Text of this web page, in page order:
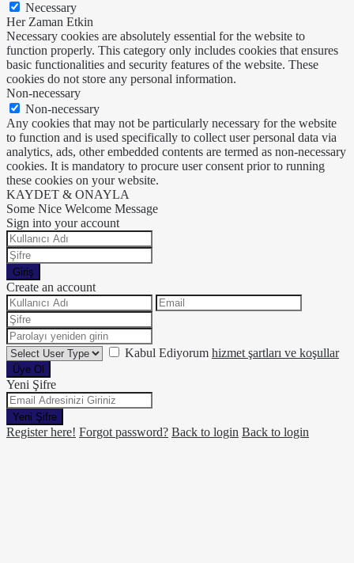
Necessary
Her Zaman Etkin
Necessary cookies are absolutely essential for the website to
function properly. This category only includes cookies that ensures
basic functionalities and security features of the website. These
cookies do not store any personal information.
Non-necessary
Non-necessary
Any cookies that may not be particularly necessary for the website
to function and is used specifically to collect user personal data via
analytics, ads, other embedded contents are termed as non-necessary
cookies. It is mandatory to procure user consent prior to running
these cookies on your website.
KAYDET & ONAYLA
Some Nice Welcome Message
Sign into your account
Giriş
Create an account
Kabul Ediyorum hizmet şartları ve koşullar
Üye Ol
Yeni Şifre
Yeni Şifre
Register here! Forgot password? Back to login Back to login